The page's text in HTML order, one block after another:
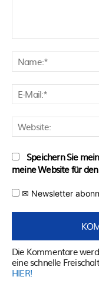
Speichern Sie
meine Website für
✉ Newsletter
Die Kommentare
eine schnelle
HIER!